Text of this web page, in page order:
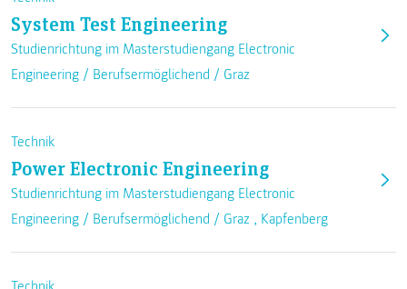
System Test Engineering
Studienrichtung im Masterstudiengang Electronic
Engineering / Berufsermöglichend / Graz
Technik
Power Electronic Engineering
Studienrichtung im Masterstudiengang Electronic
Engineering / Berufsermöglichend / Graz , Kapfenberg